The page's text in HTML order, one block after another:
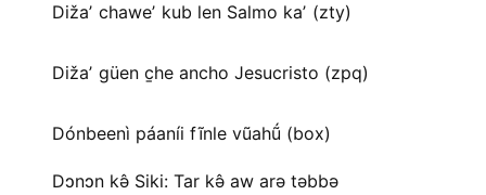
Dižaʼ chaweʼ kub len Salmo kaʼ (zty)
Dižaʼ güen c̱he ancho Jesucristo (zpq)
Dónbeenì páaníi fĩnle vũahṹ (box)
Dɔnɔn kə̂ Siki: Tar kə̂ aw arə təbbə